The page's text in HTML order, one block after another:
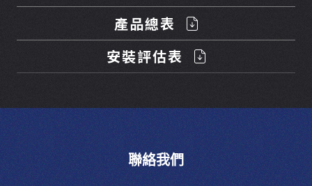
產品總表
安裝評估表
聯絡我們